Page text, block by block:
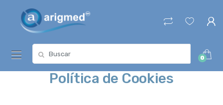
navigation
content
for:
0
Política de Cookies